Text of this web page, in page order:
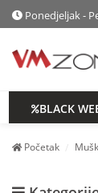
Ponedjeljak -
BLACK
Početak